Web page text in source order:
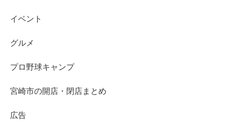
イベント
グルメ
プロ野球キャンプ
宮崎市の開店・閉店まとめ
広告